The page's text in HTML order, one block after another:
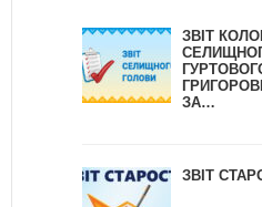
ЗВІТ
ЗА…
ЗВІТ